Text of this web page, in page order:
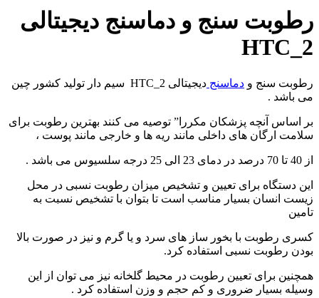
رطوبت سنج و دماسنج دیجیتالی
HTC_2
رطوبت سنج و دماسنج
دیجیتالی HTC_2 سیم دار تولید کشور چین
می باشد .
بر اساس آنچه پزشکان مکررا” توصیه می کنند بهترین رطوبت برای
سلامت ارگان های داخلی مانند ریه ها و خارجی مانند پوست ،
از 40 تا 70 درصد در دمای 23 الی 25 درجه سلسیوس می باشد .
این دستگاه برای تعیین و تشخیص میزان رطوبت نسبی در محل
زیست انسان بسیار مناسب است تا بتوان با تشخیص نسبت به
تامین
کسری رطوبت با بخور ساز های سرد و یا گرم و نیز در صورت بالا
بودن رطوبت نسبی استفاده کرد.
همچنین برای تعیین رطوبت در محیط گلخانه نیز می توان از این
وسیله بسیار ضروری و کم حجم و وزن استفاده کرد .